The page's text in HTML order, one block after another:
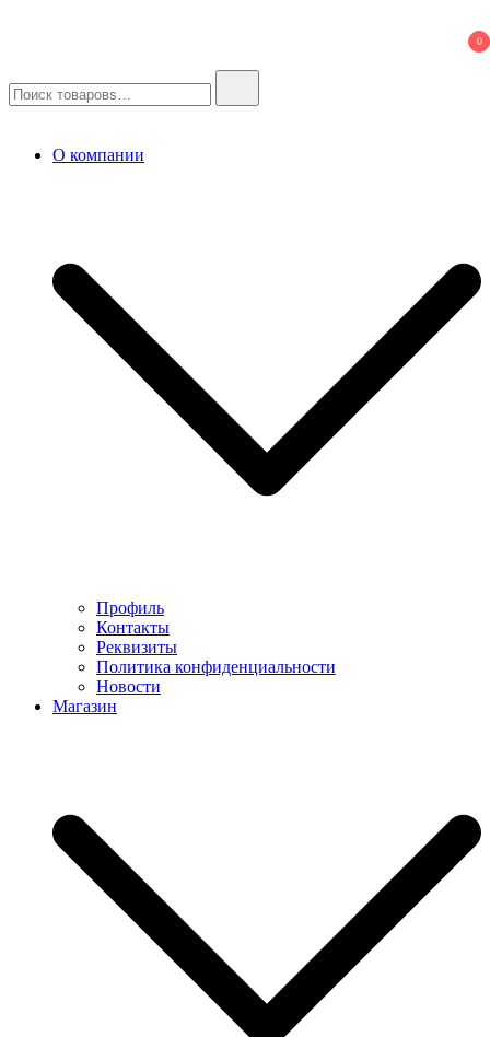
0
О компании
Профиль
Контакты
Реквизиты
Политика конфиденциальности
Новости
Магазин